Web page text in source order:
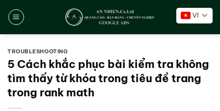
đến
VI
TROUBLESHOOTING
5 Cách khắc phục bài kiểm tra không
tìm thấy từ khóa trong tiêu đề trang
trong rank math